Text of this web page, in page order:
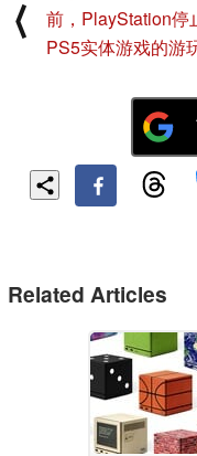
⟨
前，PlayStation停
PS5实体游戏的游
Related Articles